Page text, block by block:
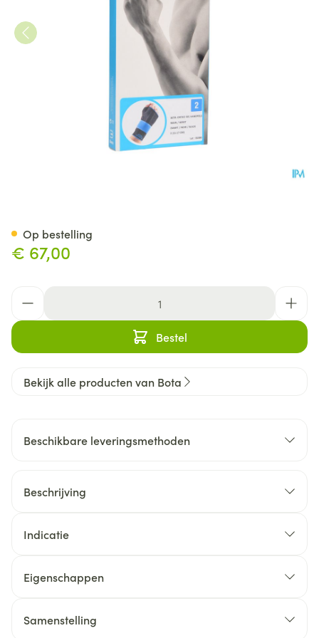
€ 67,00
Bestel
Op bestelling
Bekijk alle producten van Bota
Beschikbare leveringsmethoden
Beschrijving
Indicatie
Eigenschappen
Samenstelling